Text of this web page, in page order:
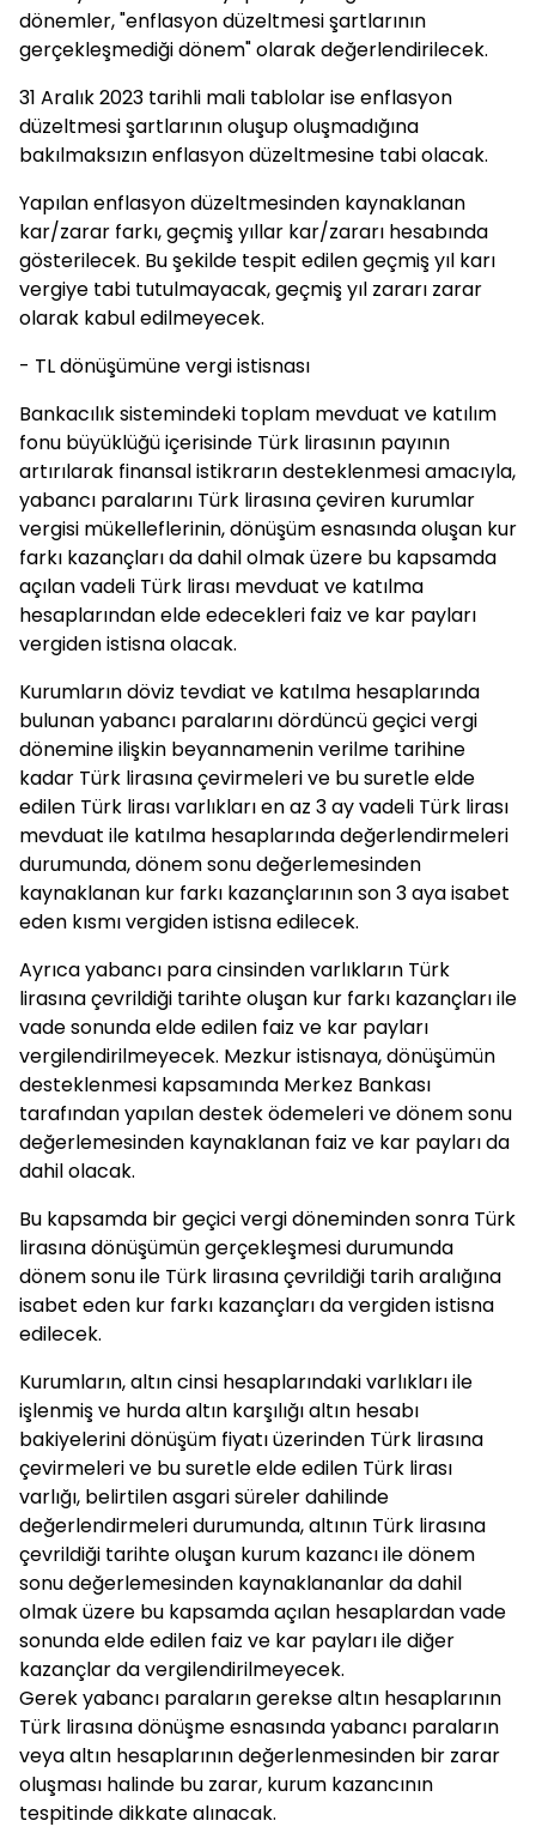
dönemler, "enflasyon düzeltmesi şartlarının
gerçekleşmediği dönem" olarak değerlendirilecek.
31 Aralık 2023 tarihli mali tablolar ise enflasyon
düzeltmesi şartlarının oluşup oluşmadığına
bakılmaksızın enflasyon düzeltmesine tabi olacak.
Yapılan enflasyon düzeltmesinden kaynaklanan
kar/zarar farkı, geçmiş yıllar kar/zararı hesabında
gösterilecek. Bu şekilde tespit edilen geçmiş yıl karı
vergiye tabi tutulmayacak, geçmiş yıl zararı zarar
olarak kabul edilmeyecek.
- TL dönüşümüne vergi istisnası
Bankacılık sistemindeki toplam mevduat ve katılım
fonu büyüklüğü içerisinde Türk lirasının payının
artırılarak finansal istikrarın desteklenmesi amacıyla,
yabancı paralarını Türk lirasına çeviren kurumlar
vergisi mükelleflerinin, dönüşüm esnasında oluşan kur
farkı kazançları da dahil olmak üzere bu kapsamda
açılan vadeli Türk lirası mevduat ve katılma
hesaplarından elde edecekleri faiz ve kar payları
vergiden istisna olacak.
Kurumların döviz tevdiat ve katılma hesaplarında
bulunan yabancı paralarını dördüncü geçici vergi
dönemine ilişkin beyannamenin verilme tarihine
kadar Türk lirasına çevirmeleri ve bu suretle elde
edilen Türk lirası varlıkları en az 3 ay vadeli Türk lirası
mevduat ile katılma hesaplarında değerlendirmeleri
durumunda, dönem sonu değerlemesinden
kaynaklanan kur farkı kazançlarının son 3 aya isabet
eden kısmı vergiden istisna edilecek.
Ayrıca yabancı para cinsinden varlıkların Türk
lirasına çevrildiği tarihte oluşan kur farkı kazançları ile
vade sonunda elde edilen faiz ve kar payları
vergilendirilmeyecek. Mezkur istisnaya, dönüşümün
desteklenmesi kapsamında Merkez Bankası
tarafından yapılan destek ödemeleri ve dönem sonu
değerlemesinden kaynaklanan faiz ve kar payları da
dahil olacak.
Bu kapsamda bir geçici vergi döneminden sonra Türk
lirasına dönüşümün gerçekleşmesi durumunda
dönem sonu ile Türk lirasına çevrildiği tarih aralığına
isabet eden kur farkı kazançları da vergiden istisna
edilecek.
Kurumların, altın cinsi hesaplarındaki varlıkları ile
işlenmiş ve hurda altın karşılığı altın hesabı
bakiyelerini dönüşüm fiyatı üzerinden Türk lirasına
çevirmeleri ve bu suretle elde edilen Türk lirası
varlığı, belirtilen asgari süreler dahilinde
değerlendirmeleri durumunda, altının Türk lirasına
çevrildiği tarihte oluşan kurum kazancı ile dönem
sonu değerlemesinden kaynaklananlar da dahil
olmak üzere bu kapsamda açılan hesaplardan vade
sonunda elde edilen faiz ve kar payları ile diğer
kazançlar da vergilendirilmeyecek.
​​​​​​​Gerek yabancı paraların gerekse altın hesaplarının
Türk lirasına dönüşme esnasında yabancı paraların
veya altın hesaplarının değerlenmesinden bir zarar
oluşması halinde bu zarar, kurum kazancının
tespitinde dikkate alınacak.